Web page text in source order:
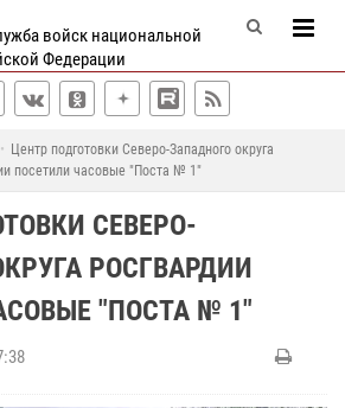
войск национальной
Федерации
Центр подготовки Северо-Западного округа
посетили часовые "Поста № 1"
СЕВЕРО-
РОСГВАРДИИ
"ПОСТА № 1"